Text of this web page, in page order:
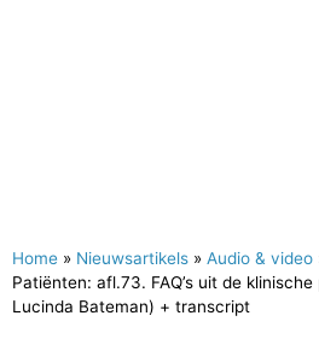
Home » Nieuwsartikels » Audio & video
Patiënten: afl.73. FAQ’s uit de
Lucinda Bateman) + transcript